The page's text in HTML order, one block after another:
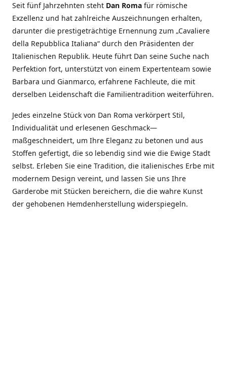
Seit fünf Jahrzehnten steht Dan Roma für römische
Exzellenz und hat zahlreiche Auszeichnungen erhalten,
darunter die prestigeträchtige Ernennung zum „Cavaliere
della Repubblica Italiana“ durch den Präsidenten der
Italienischen Republik. Heute führt Dan seine Suche nach
Perfektion fort, unterstützt von einem Expertenteam sowie
Barbara und Gianmarco, erfahrene Fachleute, die mit
derselben Leidenschaft die Familientradition weiterführen.
Jedes einzelne Stück von Dan Roma verkörpert Stil,
Individualität und erlesenen Geschmack—
maßgeschneidert, um Ihre Eleganz zu betonen und aus
Stoffen gefertigt, die so lebendig sind wie die Ewige Stadt
selbst. Erleben Sie eine Tradition, die italienisches Erbe mit
modernem Design vereint, und lassen Sie uns Ihre
Garderobe mit Stücken bereichern, die die wahre Kunst
der gehobenen Hemdenherstellung widerspiegeln.